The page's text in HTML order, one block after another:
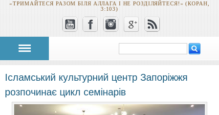
«ТРИМАЙТЕСЯ РАЗОМ БІЛЯ АЛЛАГА І НЕ РОЗДІЛЯЙТЕСЯ!» (КОРАН,
3:103)
Пошукова
форма
Ісламський культурний центр Запоріжжя
розпочинає цикл семінарів